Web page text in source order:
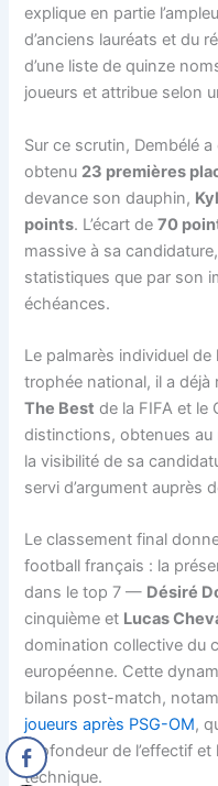
explique en partie
d’anciens lauréats et du
d’une liste de quinze
joueurs et attribue selon
Sur ce scrutin, Dembélé a
obtenu 23 premières
devance son dauphin,
points. L’écart de70
massive à sa
statistiques que par son
échéances.
Le palmarès individuel de
trophée national, il a déjà
The Best de la FIFA et le
distinctions, obtenues
la visibilité de sa
servi d’argument auprès
Le classement final
football français : la
dans le top 7 — Désiré
cinquième et Lucas
domination collective du
européenne. Cette
bilans post-match,
joueurs après PSG-OM,
profondeur de l’effectif
technique.